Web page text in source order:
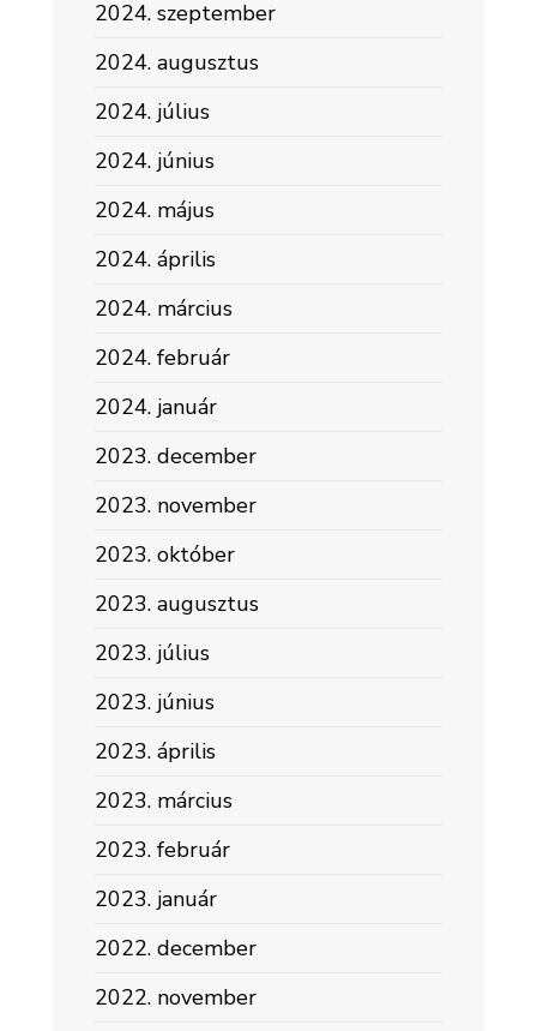
2024. szeptember
2024. augusztus
2024. július
2024. június
2024. május
2024. április
2024. március
2024. február
2024. január
2023. december
2023. november
2023. október
2023. augusztus
2023. július
2023. június
2023. április
2023. március
2023. február
2023. január
2022. december
2022. november